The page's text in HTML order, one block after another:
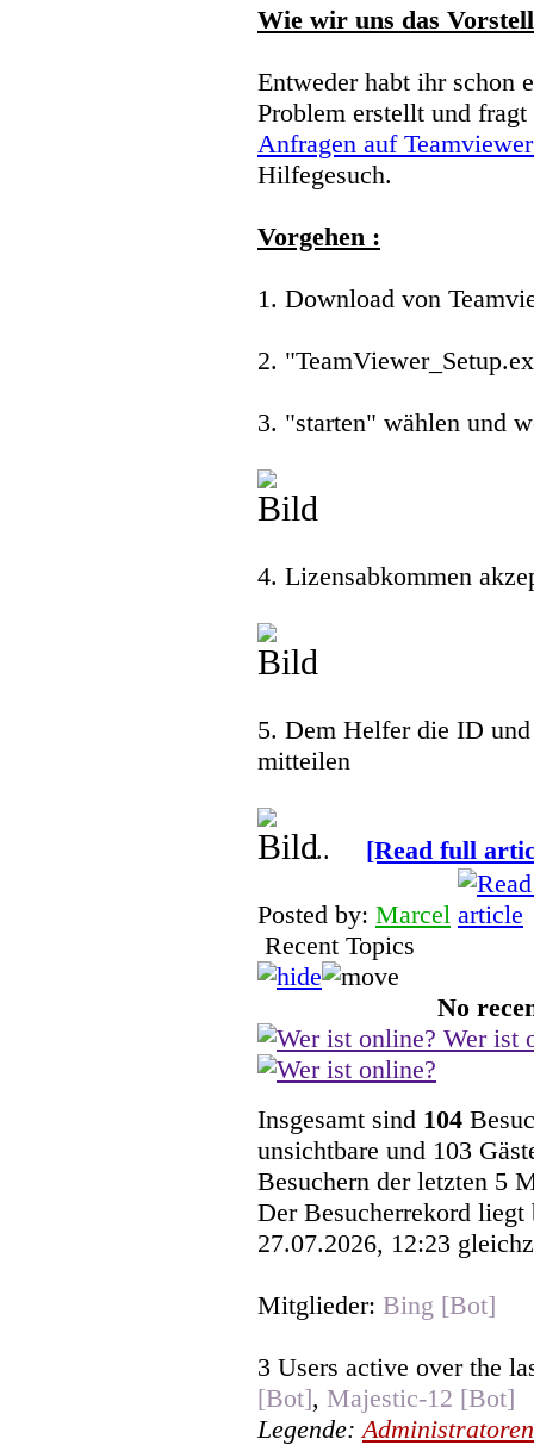
Wie wir uns das
Entweder habt ihr schon
Problem erstellt und
Anfragen auf
Hilfegesuch.
Vorgehen :
1. Download von
2.
3. "starten" wählen und
4. Lizensabkommen
5. Dem Helfer die ID
mitteilen
... [Read full
Posted by: Marcel
Recent Topics
No
Wer ist
Insgesamt sind 104
unsichtbare und 103
Besuchern der letzten 5
Der Besucherrekord
27.07.2026, 12:23
Mitglieder: Bing [Bot]
3 Users active over the
[Bot], Majestic-12 [Bot]
Legende: Administratoren